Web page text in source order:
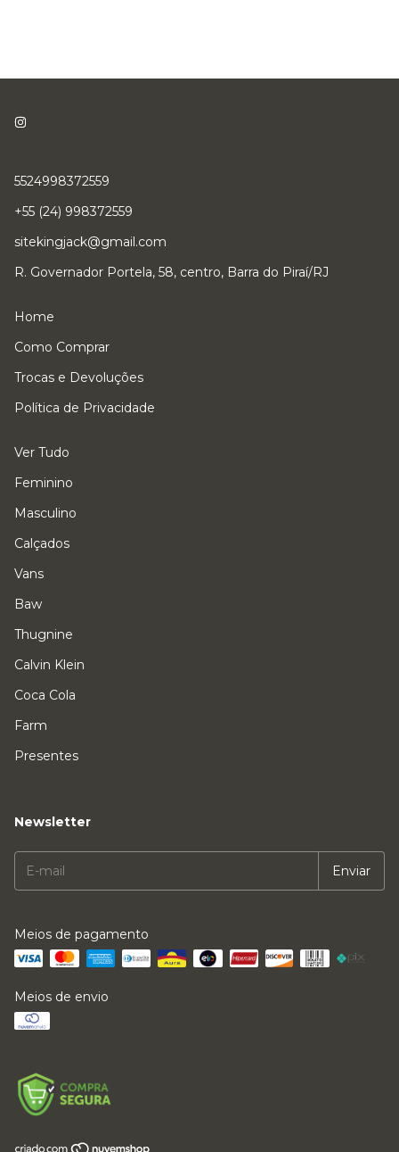
5524998372559
+55 (24) 998372559
sitekingjack@gmail.com
R. Governador Portela, 58, centro, Barra do Piraí/RJ
Home
Como Comprar
Trocas e Devoluções
Política de Privacidade
Ver Tudo
Feminino
Masculino
Calçados
Vans
Baw
Thugnine
Calvin Klein
Coca Cola
Farm
Presentes
Newsletter
Meios de pagamento
Meios de envio